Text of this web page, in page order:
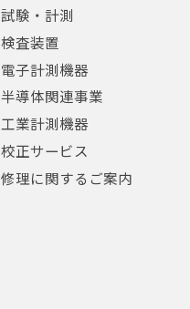
試験・計測
検査装置
電子計測機器
半導体関連事業
工業計測機器
校正サービス
修理に関するご案内